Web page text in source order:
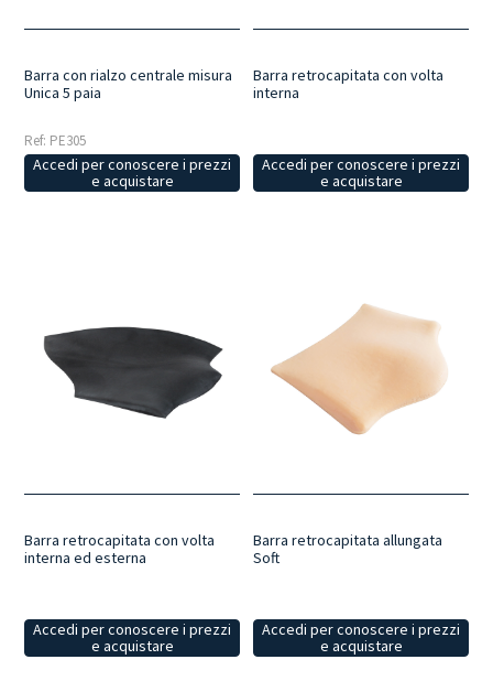
Barra con rialzo centrale misura
Unica 5 paia
Ref: PE305
Accedi per conoscere i prezzi
e acquistare
Barra retrocapitata con volta
interna
Accedi per conoscere i prezzi
e acquistare
Barra retrocapitata con volta
interna ed esterna
Accedi per conoscere i prezzi
e acquistare
Barra retrocapitata allungata
Soft
Accedi per conoscere i prezzi
e acquistare